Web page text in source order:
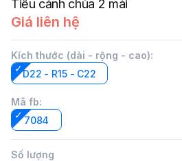
Tiểu cảnh chùa 2 mái
Giá liên hệ
Kích thước (dài - rộng - cao):
D22 - R15 - C22
Mã fb:
7084
Số lượng